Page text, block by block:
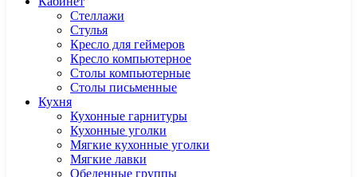
Cтеллажи
Cтулья
Кресло для геймеров
Кресло компьютерное
Столы компьютерные
Столы письменные
Кухня
Кухонные гарнитуры
Кухонные уголки
Мягкие кухонные уголки
Мягкие лавки
Обеденные группы